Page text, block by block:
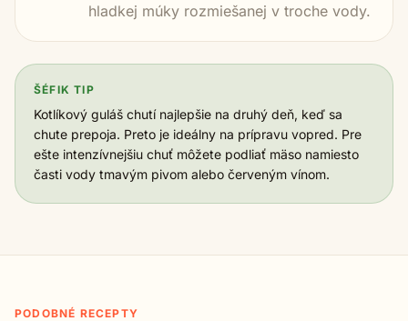
hladkej múky rozmiešanej v troche vody.
ŠÉFIK TIP
Kotlíkový guláš chutí najlepšie na druhý deň, keď sa
chute prepoja. Preto je ideálny na prípravu vopred. Pre
ešte intenzívnejšiu chuť môžete podliať mäso namiesto
časti vody tmavým pivom alebo červeným vínom.
PODOBNÉ RECEPTY